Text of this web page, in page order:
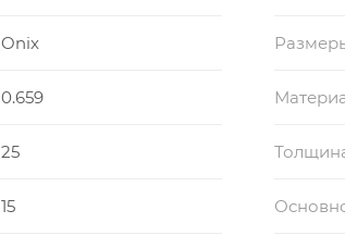
Onix
0.659
25
15